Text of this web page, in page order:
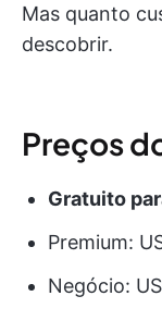
Mas quanto
descobrir.
Preços
Gratuito
Premium:
Negócio: